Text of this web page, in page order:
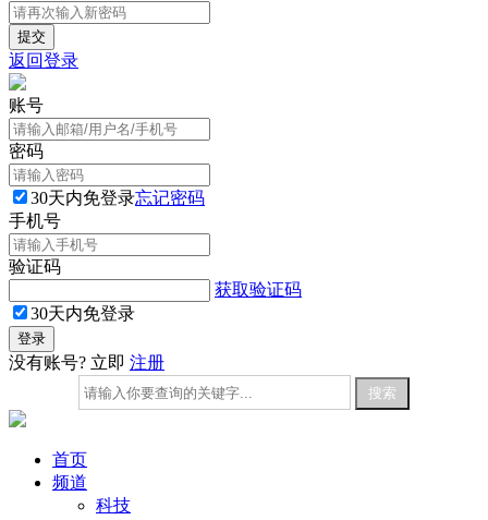
返回登录
账号
密码
30天内免登录忘记密码
手机号
验证码
获取验证码
30天内免登录
没有账号? 立即 注册
首页
频道
科技